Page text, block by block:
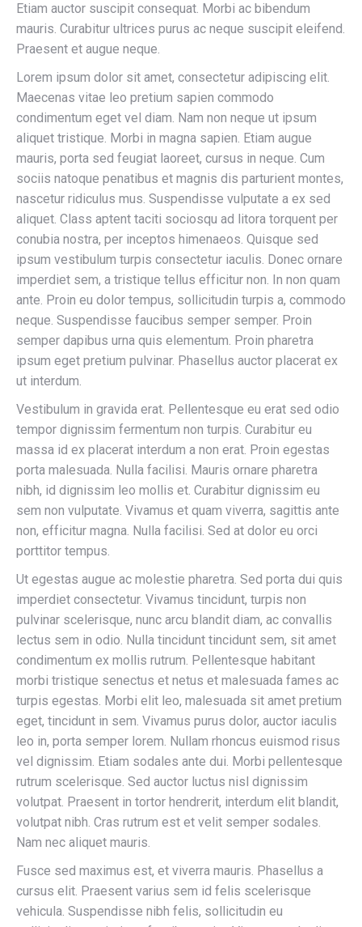
Etiam auctor suscipit consequat. Morbi ac bibendum
mauris. Curabitur ultrices purus ac neque suscipit eleifend.
Praesent et augue neque.
Lorem ipsum dolor sit amet, consectetur adipiscing elit.
Maecenas vitae leo pretium sapien commodo
condimentum eget vel diam. Nam non neque ut ipsum
aliquet tristique. Morbi in magna sapien. Etiam augue
mauris, porta sed feugiat laoreet, cursus in neque. Cum
sociis natoque penatibus et magnis dis parturient montes,
nascetur ridiculus mus. Suspendisse vulputate a ex sed
aliquet. Class aptent taciti sociosqu ad litora torquent per
conubia nostra, per inceptos himenaeos. Quisque sed
ipsum vestibulum turpis consectetur iaculis. Donec ornare
imperdiet sem, a tristique tellus efficitur non. In non quam
ante. Proin eu dolor tempus, sollicitudin turpis a, commodo
neque. Suspendisse faucibus semper semper. Proin
semper dapibus urna quis elementum. Proin pharetra
ipsum eget pretium pulvinar. Phasellus auctor placerat ex
ut interdum.
Vestibulum in gravida erat. Pellentesque eu erat sed odio
tempor dignissim fermentum non turpis. Curabitur eu
massa id ex placerat interdum a non erat. Proin egestas
porta malesuada. Nulla facilisi. Mauris ornare pharetra
nibh, id dignissim leo mollis et. Curabitur dignissim eu
sem non vulputate. Vivamus et quam viverra, sagittis ante
non, efficitur magna. Nulla facilisi. Sed at dolor eu orci
porttitor tempus.
Ut egestas augue ac molestie pharetra. Sed porta dui quis
imperdiet consectetur. Vivamus tincidunt, turpis non
pulvinar scelerisque, nunc arcu blandit diam, ac convallis
lectus sem in odio. Nulla tincidunt tincidunt sem, sit amet
condimentum ex mollis rutrum. Pellentesque habitant
morbi tristique senectus et netus et malesuada fames ac
turpis egestas. Morbi elit leo, malesuada sit amet pretium
eget, tincidunt in sem. Vivamus purus dolor, auctor iaculis
leo in, porta semper lorem. Nullam rhoncus euismod risus
vel dignissim. Etiam sodales ante dui. Morbi pellentesque
rutrum scelerisque. Sed auctor luctus nisl dignissim
volutpat. Praesent in tortor hendrerit, interdum elit blandit,
volutpat nibh. Cras rutrum est et velit semper sodales.
Nam nec aliquet mauris.
Fusce sed maximus est, et viverra mauris. Phasellus a
cursus elit. Praesent varius sem id felis scelerisque
vehicula. Suspendisse nibh felis, sollicitudin eu